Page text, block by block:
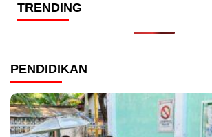
TRENDING
PENDIDIKAN